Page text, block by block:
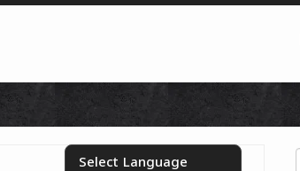
Skip to content